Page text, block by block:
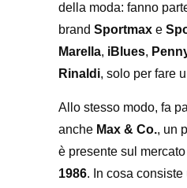
della moda: fanno
brand Sportmax e
Marella, iBlues,
Rinaldi, solo per fare
Allo stesso modo, fa
anche Max & Co., un
è presente sul
1986. In cosa consiste